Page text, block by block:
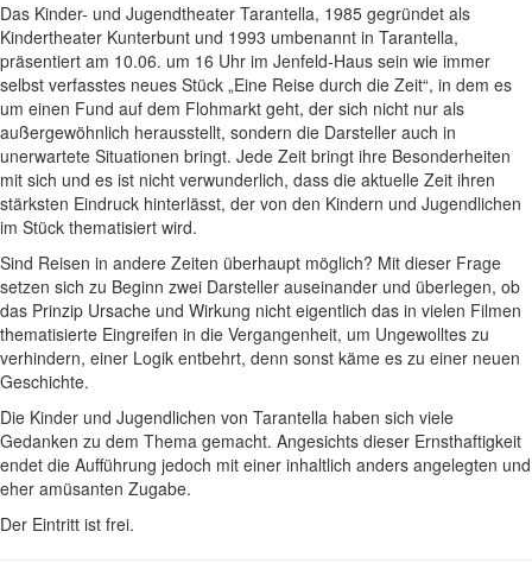
Das Kinder- und Jugendtheater Tarantella, 1985 gegründet als
Kindertheater Kunterbunt und 1993 umbenannt in Tarantella,
präsentiert am 10.06. um 16 Uhr im Jenfeld-Haus sein wie immer
selbst verfasstes neues Stück „Eine Reise durch die Zeit“, in dem es
um einen Fund auf dem Flohmarkt geht, der sich nicht nur als
außergewöhnlich herausstellt, sondern die Darsteller auch in
unerwartete Situationen bringt. Jede Zeit bringt ihre Besonderheiten
mit sich und es ist nicht verwunderlich, dass die aktuelle Zeit ihren
stärksten Eindruck hinterlässt, der von den Kindern und Jugendlichen
im Stück thematisiert wird.
Sind Reisen in andere Zeiten überhaupt möglich? Mit dieser Frage
setzen sich zu Beginn zwei Darsteller auseinander und überlegen, ob
das Prinzip Ursache und Wirkung nicht eigentlich das in vielen Filmen
thematisierte Eingreifen in die Vergangenheit, um Ungewolltes zu
verhindern, einer Logik entbehrt, denn sonst käme es zu einer neuen
Geschichte.
Die Kinder und Jugendlichen von Tarantella haben sich viele
Gedanken zu dem Thema gemacht. Angesichts dieser Ernsthaftigkeit
endet die Aufführung jedoch mit einer inhaltlich anders angelegten und
eher amüsanten Zugabe.
Der Eintritt ist frei.